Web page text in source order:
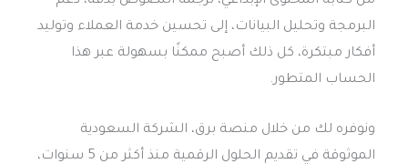
البرمجة وتحليل البيانات، إلى تحسين خدمة العملاء وتوليد
أفكار مبتكرة، كل ذلك أصبح ممكنًا بسهولة عبر هذا
الحساب المتطور.
ونوفره لك من خلال منصة برق، الشركة السعودية
الموثوقة في تقديم الحلول الرقمية منذ أكثر من 5 سنوات،